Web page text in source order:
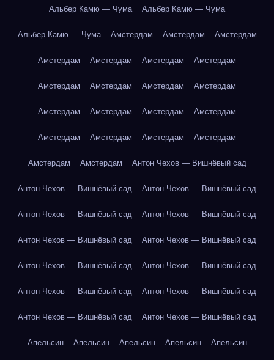
Альбер Камю — Чума Альбер Камю — Чума
Альбер Камю — Чума Амстердам Амстердам Амстердам
Амстердам Амстердам Амстердам Амстердам
Амстердам Амстердам Амстердам Амстердам
Амстердам Амстердам Амстердам Амстердам
Амстердам Амстердам Амстердам Амстердам
Амстердам Амстердам Антон Чехов — Вишнёвый сад
Антон Чехов — Вишнёвый сад Антон Чехов — Вишнёвый сад
Антон Чехов — Вишнёвый сад Антон Чехов — Вишнёвый сад
Антон Чехов — Вишнёвый сад Антон Чехов — Вишнёвый сад
Антон Чехов — Вишнёвый сад Антон Чехов — Вишнёвый сад
Антон Чехов — Вишнёвый сад Антон Чехов — Вишнёвый сад
Антон Чехов — Вишнёвый сад Антон Чехов — Вишнёвый сад
Апельсин Апельсин Апельсин Апельсин Апельсин